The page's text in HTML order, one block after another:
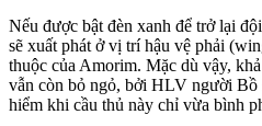
Nếu được bật đèn xanh để trở lại
sẽ xuất phát ở vị trí hậu vệ phải
thuộc của Amorim. Mặc dù vậy,
vẫn còn bỏ ngỏ, bởi HLV người
hiểm khi cầu thủ này chỉ vừa bình